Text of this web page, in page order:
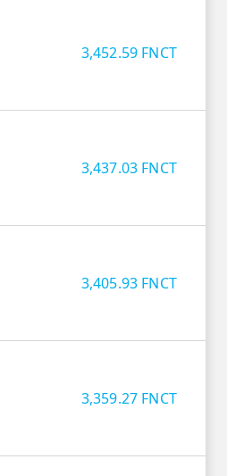
3,452.59 FNCT
3,437.03 FNCT
3,405.93 FNCT
3,359.27 FNCT